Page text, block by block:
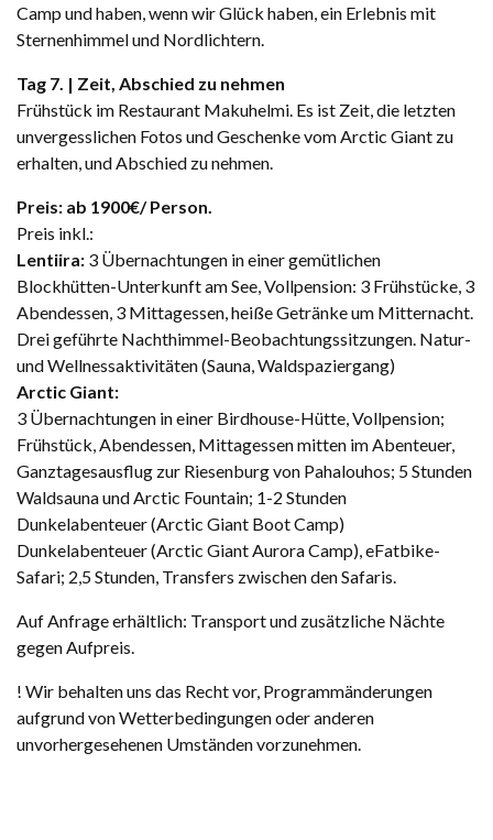
Camp und haben, wenn wir Glück haben, ein Erlebnis mit
Sternenhimmel und Nordlichtern.
Tag 7. | Zeit, Abschied zu nehmen
Frühstück im Restaurant Makuhelmi. Es ist Zeit, die letzten
unvergesslichen Fotos und Geschenke vom Arctic Giant zu
erhalten, und Abschied zu nehmen.
Preis: ab 1900€/ Person.
Preis inkl.:
Lentiira: 3 Übernachtungen in einer gemütlichen
Blockhütten-Unterkunft am See, Vollpension: 3 Frühstücke, 3
Abendessen, 3 Mittagessen, heiße Getränke um Mitternacht.
Drei geführte Nachthimmel-Beobachtungssitzungen. Natur-
und Wellnessaktivitäten (Sauna, Waldspaziergang)
Arctic Giant:
3 Übernachtungen in einer Birdhouse-Hütte, Vollpension;
Frühstück, Abendessen, Mittagessen mitten im Abenteuer,
Ganztagesausflug zur Riesenburg von Pahalouhos; 5 Stunden
Waldsauna und Arctic Fountain; 1-2 Stunden
Dunkelabenteuer (Arctic Giant Boot Camp)
Dunkelabenteuer (Arctic Giant Aurora Camp), eFatbike-
Safari; 2,5 Stunden, Transfers zwischen den Safaris.
Auf Anfrage erhältlich: Transport und zusätzliche Nächte
gegen Aufpreis.
! Wir behalten uns das Recht vor, Programmänderungen
aufgrund von Wetterbedingungen oder anderen
unvorhergesehenen Umständen vorzunehmen.